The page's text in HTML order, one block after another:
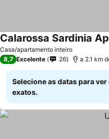
Casa/apartamento inteiro
Calarossa Sardinia
8,7 Excelente 26 a 2.1 km
Selecione as datas para
exatos.